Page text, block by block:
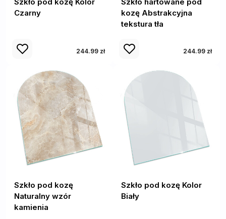
Czarny
244.99 zł
kozę Abstrakcyjna
tekstura tła
244.99 zł
Szkło pod kozę
Naturalny wzór
kamienia
Szkło pod kozę Kolor
Biały